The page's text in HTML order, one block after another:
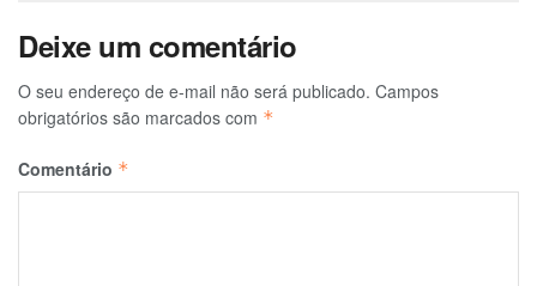
Deixe um comentário
O seu endereço de e-mail não será publicado. Campos
obrigatórios são marcados com *
Comentário *